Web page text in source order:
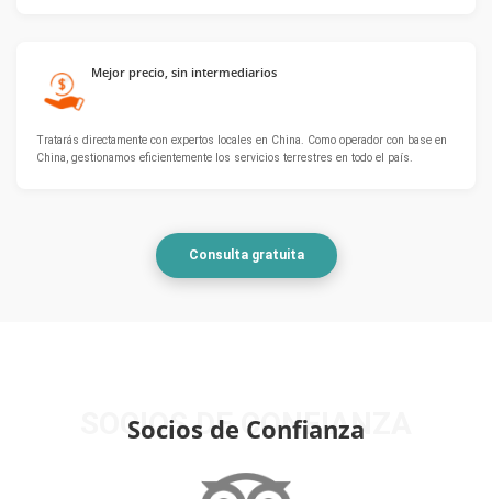
Mejor precio, sin intermediarios
Tratarás directamente con expertos locales en China. Como operador con base en
China, gestionamos eficientemente los servicios terrestres en todo el país.
Consulta gratuita
SOCIOS DE CONFIANZA
Socios de Confianza